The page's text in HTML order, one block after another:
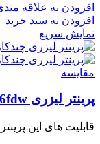
افزودن به علاقه
افزودن به سبد خرید
نمایش سریع
مقايسه
پرینتر لیزری HP LaserJet Pro MFP M426fdw
قابلیت های این پرینتر